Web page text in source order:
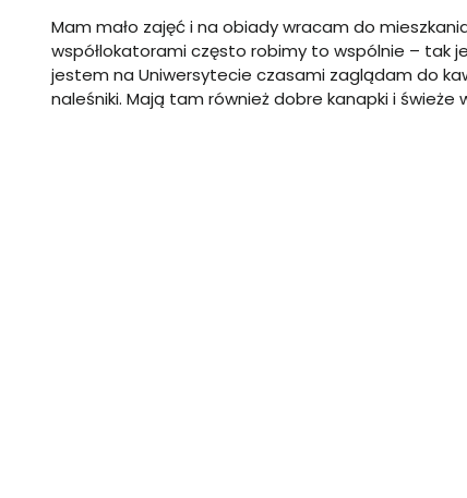
Mam mało zajęć i na obiady wracam do
współlokatorami często robimy to wspólnie – tak
jestem na Uniwersytecie czasami zaglądam do
naleśniki. Mają tam również dobre kanapki i świeże